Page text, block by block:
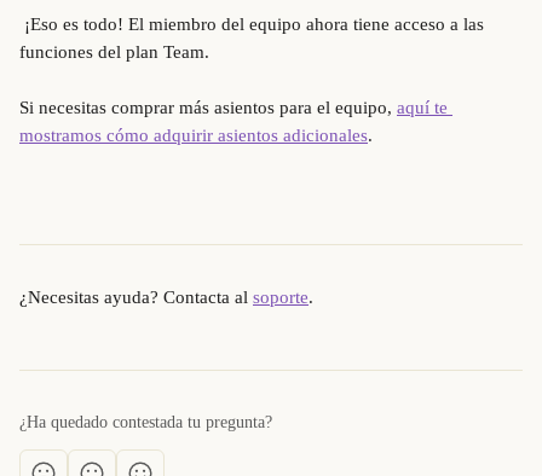
funciones del plan Team.
Si necesitas comprar más asientos para el equipo, aquí te
mostramos cómo adquirir asientos adicionales.
¿Necesitas ayuda? Contacta al soporte.
¿Ha quedado contestada tu pregunta?